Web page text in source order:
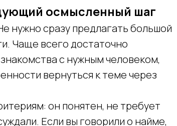
осмысленный шаг
нужно сразу предлагать большой
Чаще всего достаточно
с нужным человеком,
вернуться к теме через
он понятен, не требует
Если вы говорили о найме,